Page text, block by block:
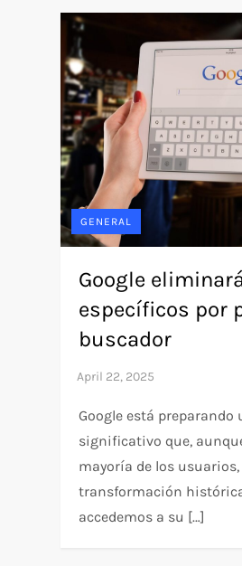
GENERAL
Google
específicos por
buscador
Google está preparando
significativo que,
mayoría de los
transformación
accedemos a su […]